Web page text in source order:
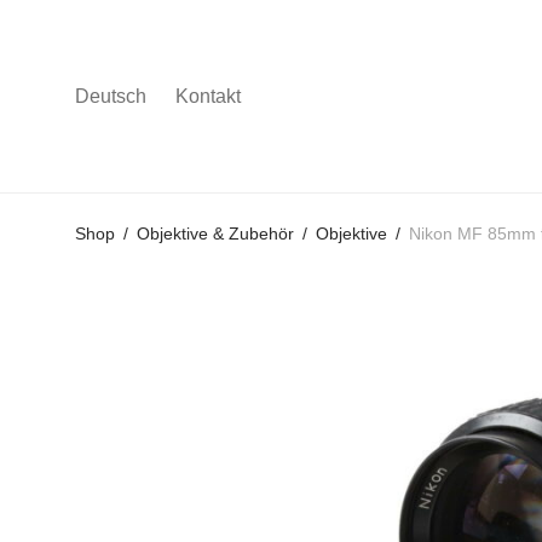
Deutsch Kontakt
Shop / Objektive & Zubehör / Objektive / Nikon MF 85mm